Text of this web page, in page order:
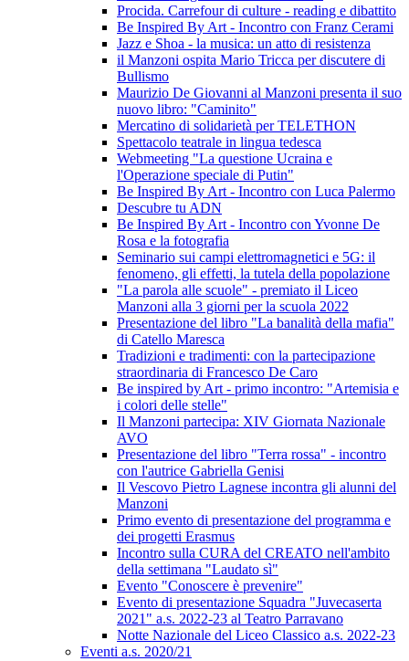
Procida. Carrefour di culture - reading e dibattito
Be Inspired By Art - Incontro con Franz Cerami
Jazz e Shoa - la musica: un atto di resistenza
il Manzoni ospita Mario Tricca per discutere di
Bullismo
Maurizio De Giovanni al Manzoni presenta il suo
nuovo libro: "Caminito"
Mercatino di solidarietà per TELETHON
Spettacolo teatrale in lingua tedesca
Webmeeting "La questione Ucraina e
l'Operazione speciale di Putin"
Be Inspired By Art - Incontro con Luca Palermo
Descubre tu ADN
Be Inspired By Art - Incontro con Yvonne De
Rosa e la fotografia
Seminario sui campi elettromagnetici e 5G: il
fenomeno, gli effetti, la tutela della popolazione
"La parola alle scuole" - premiato il Liceo
Manzoni alla 3 giorni per la scuola 2022
Presentazione del libro "La banalità della mafia"
di Catello Maresca
Tradizioni e tradimenti: con la partecipazione
straordinaria di Francesco De Caro
Be inspired by Art - primo incontro: "Artemisia e
i colori delle stelle"
Il Manzoni partecipa: XIV Giornata Nazionale
AVO
Presentazione del libro "Terra rossa" - incontro
con l'autrice Gabriella Genisi
Il Vescovo Pietro Lagnese incontra gli alunni del
Manzoni
Primo evento di presentazione del programma e
dei progetti Erasmus
Incontro sulla CURA del CREATO nell'ambito
della settimana "Laudato sì"
Evento "Conoscere è prevenire"
Evento di presentazione Squadra "Juvecaserta
2021" a.s. 2022-23 al Teatro Parravano
Notte Nazionale del Liceo Classico a.s. 2022-23
Eventi a.s. 2020/21